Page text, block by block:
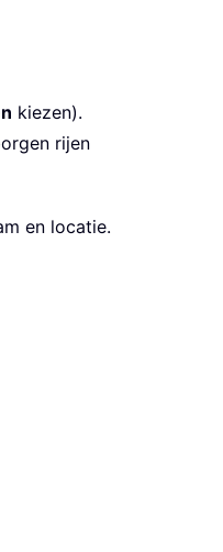
kiezen).
rijen
en locatie.